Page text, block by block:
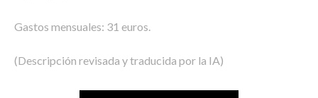
Gastos mensuales: 31 euros.
(Descripción revisada y traducida por la IA)